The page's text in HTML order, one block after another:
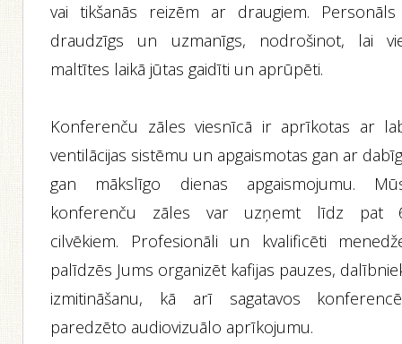
vai tikšanās reizēm ar draugiem.
draudzīgs un uzmanīgs, nodrošinot, lai
maltītes laikā jūtas gaidīti un aprūpēti.
Konferenču zāles viesnīcā ir aprīkotas ar
ventilācijas sistēmu un apgaismotas gan ar
gan mākslīgo dienas apgaismojumu.
konferenču zāles var uzņemt līdz pat
cilvēkiem. Profesionāli un kvalificēti
palīdzēs Jums organizēt kafijas pauzes,
izmitināšanu, kā arī sagatavos
paredzēto audiovizuālo aprīkojumu.